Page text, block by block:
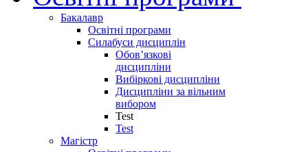
Бакалавр
Освітні програми
Силабуси дисциплін
Обов’язкові
дисципліни
Вибіркові дисципліни
Дисципліни за вільним
вибором
Test
Test
Магістр